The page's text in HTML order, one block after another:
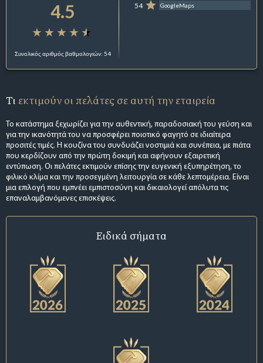
4.5
Συνολικός αριθμός βαθμολογιών: 54
54 GoogleMaps
Τι εκτιμούν οι πελάτες σε αυτή την εταιρεία
Το κατάστημα ξεχωρίζει για την αυθεντική, παραδοσιακή του γεύση και
για την ικανότητά του να προσφέρει ποιοτικό φαγητό σε ιδιαίτερα
προσιτές τιμές. Η κουζίνα του συνδυάζει νοστιμιά και συνέπεια, με πιάτα
που κερδίζουν από την πρώτη δοκιμή και αφήνουν εξαιρετική
εντύπωση. Οι πελάτες εκτιμούν επίσης την ευγενική εξυπηρέτηση, το
φιλικό κλίμα και την προσεγμένη λειτουργία σε κάθε λεπτομέρεια. Είναι
μια επιλογή που εμπνέει εμπιστοσύνη και δικαιολογεί απόλυτα τις
επαναλαμβανόμενες επισκέψεις.
Ειδικά σήματα